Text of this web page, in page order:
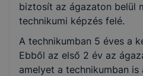
biztosít az ágazaton belül
technikumi képzés felé.
A technikumban 5 éves a
Ebből az első 2 év az
amelyet a technikumban is